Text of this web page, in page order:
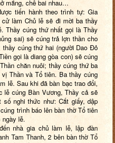
mắng, chê bai nhau…
tiến hành theo trình tự: Gia
làm Chủ lễ sẽ đi mời ba thầy
Thầy cúng thứ nhất gọi là Thầy
sai) sẽ cúng trả lợn thần cho
cúng thứ hai (người Dao Đỏ
gọi là diang gòa con) sẽ cúng
chăn nuôi; thầy cúng thứ ba
Thần và Tổ tiên. Ba thầy cúng
lễ. Sau khi đã bàn bạc trao đổi,
lễ cúng Bàn Vương, Thầy cả sẽ
nghi thức như: Cắt giấy, dập
trình báo lên bàn thờ Tổ tiên
lễ.
nhà gia chủ làm lễ, lập đàn
Tam Thanh, 2 bên bàn thờ Tổ